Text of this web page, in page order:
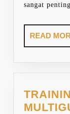
sangat
READ